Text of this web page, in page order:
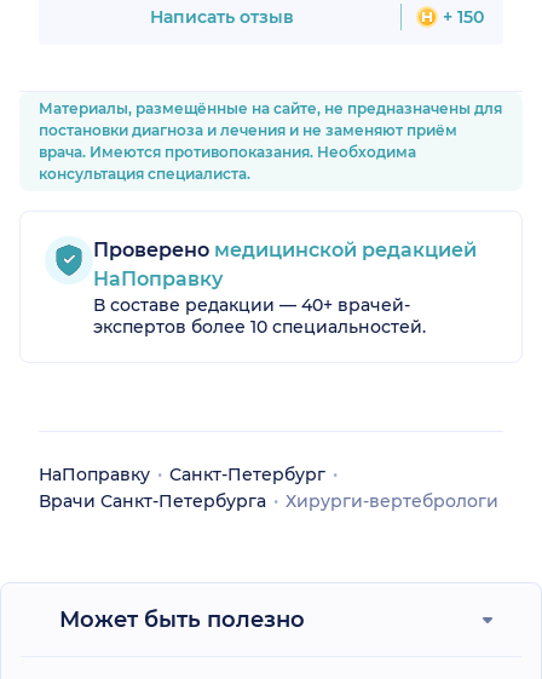
прекрасно, я забыла о жутких
просто золотые руки! Вы мой
герой. Вы осуществили мою самую
большую мечту.
Написать отзыв + 150
Материалы, размещённые на сайте, не предназначены для
постановки диагноза и лечения и не заменяют приём
врача. Имеются противопоказания. Необходима
консультация специалиста.
Проверено медицинской редакцией
НаПоправку
В составе редакции — 40+ врачей-
экспертов более 10 специальностей.
НаПоправку
Санкт-Петербург
Врачи Санкт-Петербурга
Хирурги-вертебрологи
Может быть полезно